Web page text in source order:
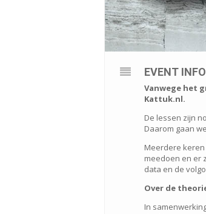
EVENT
Vanwege het
Kattuk.nl.
De lessen zijn
Daarom gaan
Meerdere
meedoen en er
data en de
Over de
In